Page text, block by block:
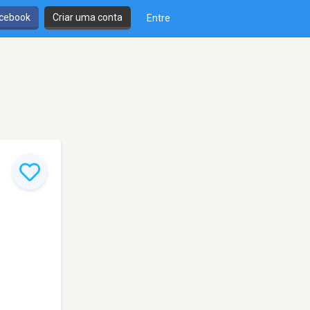
Criar uma conta Entre